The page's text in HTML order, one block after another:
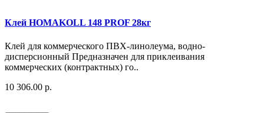
Клей HOMAKOLL 148 PROF 28кг
Клей для коммерческого ПВХ-линолеума, водно-
дисперсионный Предназначен для приклеивания
коммерческих (контрактных) го..
10 306.00 р.